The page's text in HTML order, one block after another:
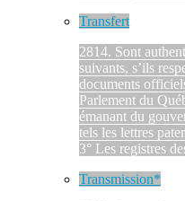
Transfert
2814. Sont
suivants, s’ils
documents
Parlement du
émanant du
tels les lettres
3° Les registres
Transmission*